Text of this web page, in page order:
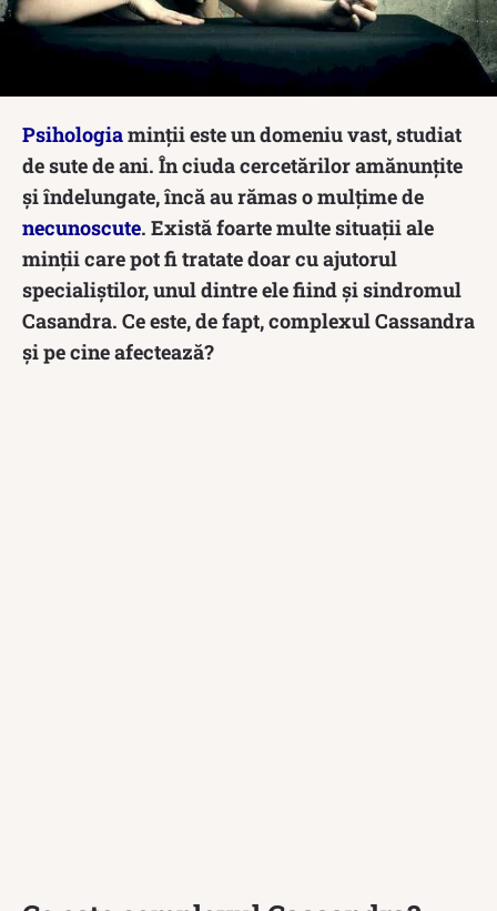
Psihologiaminții este un domeniu vast, studiat
de sute de ani. În ciuda cercetărilor amănunțite
și îndelungate, încă au rămas o mulțime de
necunoscute. Există foarte multe situații ale
minții care pot fi tratate doar cu ajutorul
specialiștilor, unul dintre ele fiind și sindromul
Casandra. Ce este, de fapt, complexul Cassandra
și pe cine afectează?